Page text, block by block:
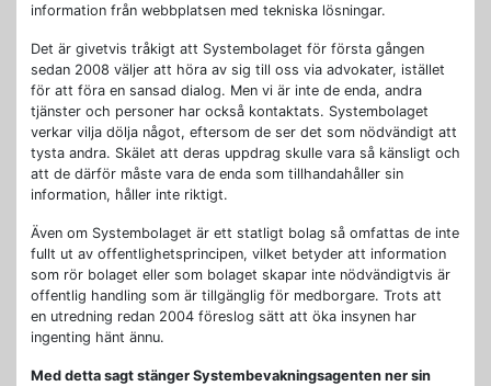
information från webbplatsen med tekniska lösningar.
Det är givetvis tråkigt att Systembolaget för första gången
sedan 2008 väljer att höra av sig till oss via advokater, istället
för att föra en sansad dialog. Men vi är inte de enda, andra
tjänster och personer har också kontaktats. Systembolaget
verkar vilja dölja något, eftersom de ser det som nödvändigt att
tysta andra. Skälet att deras uppdrag skulle vara så känsligt och
att de därför måste vara de enda som tillhandahåller sin
information, håller inte riktigt.
Även om Systembolaget är ett statligt bolag så omfattas de inte
fullt ut av offentlighetsprincipen, vilket betyder att information
som rör bolaget eller som bolaget skapar inte nödvändigtvis är
offentlig handling som är tillgänglig för medborgare. Trots att
en utredning redan 2004 föreslog sätt att öka insynen har
ingenting hänt ännu.
Med detta sagt stänger Systembevakningsagenten ner sin